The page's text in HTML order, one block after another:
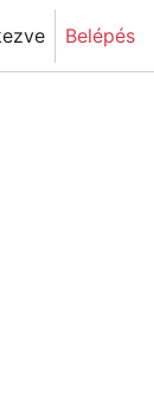
Belépés